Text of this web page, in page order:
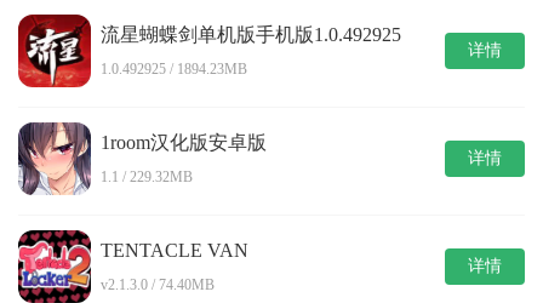
流星蝴蝶剑单机版手机版1.0.492925
1.0.492925 / 1894.23MB
详情
1room汉化版安卓版
1.1 / 229.32MB
详情
TENTACLE VAN
v2.1.3.0 / 74.40MB
详情